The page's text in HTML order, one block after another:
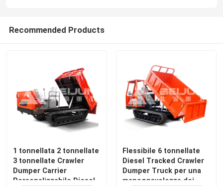
Recommended Products
1 tonnellata 2 tonnellate
3 tonnellate Crawler
Dumper Carrier
Personalizzabile Diesel
Flessibile 6 tonnellate
Diesel Tracked Crawler
Dumper Truck per una
maneggevolezza dei